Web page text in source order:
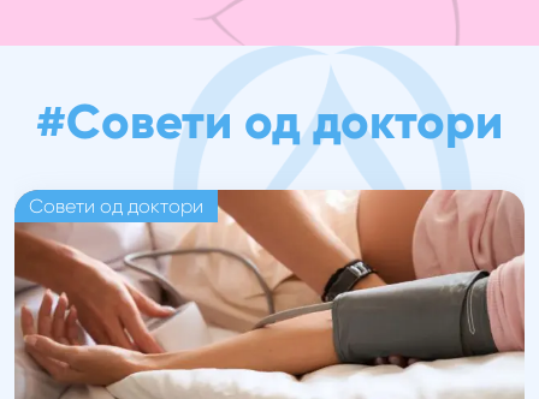
#Совети од доктори
Совети од доктори